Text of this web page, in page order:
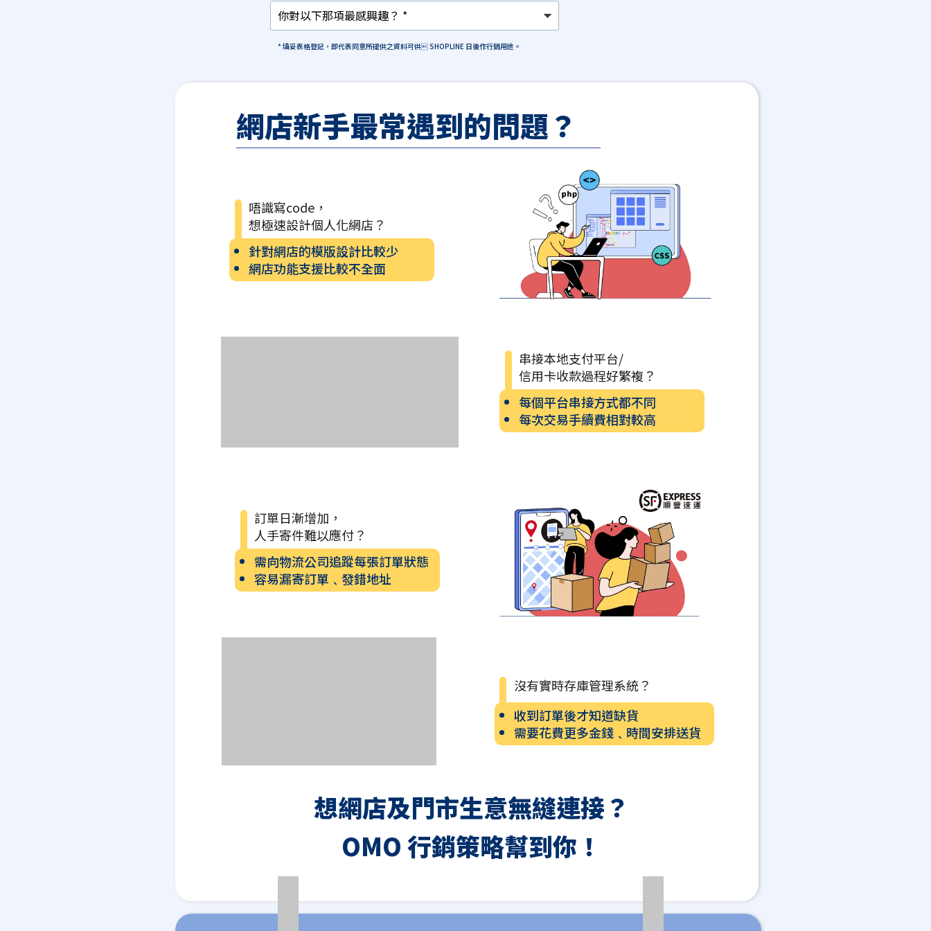
* 填妥表格登記，即代表同意所提供之資料可供 SHOPLINE 日後作行銷用途。
網店新手最常遇到的問題？
唔識寫code，
想極速設計個人化網店？
針對網店的模版設計比較少
網店功能支援比較不全面
串接本地支付平台/
信用卡收款過程好繁複？
每個平台串接方式都不同
每次交易手續費相對較高
訂單日漸增加，
人手寄件難以應付？
需向物流公司追蹤每張訂單狀態
容易漏寄訂單﹑發錯地址
沒有實時存庫管理系統？
收到訂單後才知道缺貨
需要花費更多金錢﹑時間安排送貨
想網店及門市生意無縫連接？
OMO 行銷策略幫到你！